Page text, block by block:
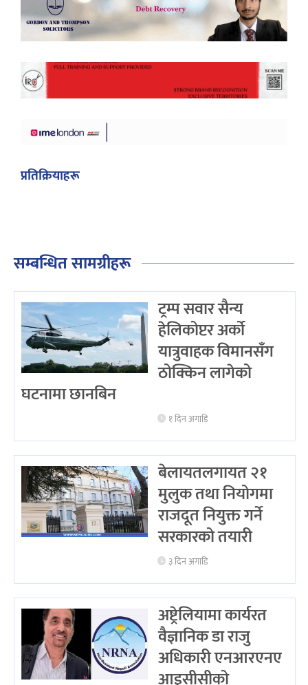
प्रतिक्रियाहरू
सम्बन्धित सामग्रीहरू
ट्रम्प सवार सैन्य
हेलिकोप्टर अर्को
यात्रुवाहक विमानसँग
ठोक्किन लागेको
घटनामा छानबिन
१ दिन अगाडि
बेलायतलगायत २१
मुलुक तथा नियोगमा
राजदूत नियुक्त गर्ने
सरकारको तयारी
३ दिन अगाडि
अष्ट्रेलियामा कार्यरत
वैज्ञानिक डा राजु
अधिकारी एनआरएनए